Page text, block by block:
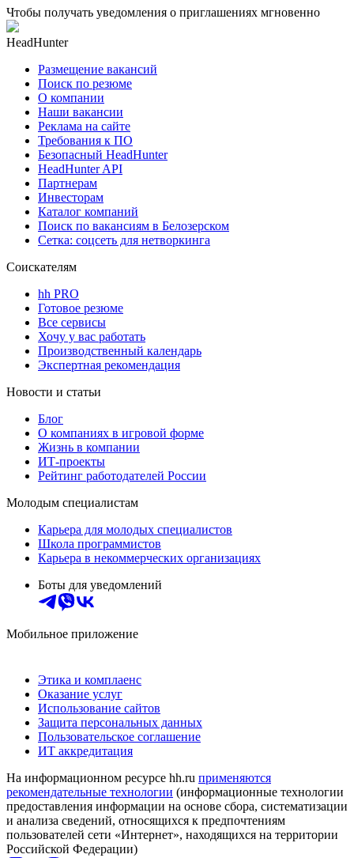
Чтобы получать уведомления о приглашениях мгновенно
HeadHunter
Размещение вакансий
Поиск по резюме
О компании
Наши вакансии
Реклама на сайте
Требования к ПО
Безопасный HeadHunter
HeadHunter API
Партнерам
Инвесторам
Каталог компаний
Поиск по вакансиям в Белозерском
Сетка: соцсеть для нетворкинга
Соискателям
hh PRO
Готовое резюме
Все сервисы
Хочу у вас работать
Производственный календарь
Экспертная рекомендация
Новости и статьи
Блог
О компаниях в игровой форме
Жизнь в компании
ИТ-проекты
Рейтинг работодателей России
Молодым специалистам
Карьера для молодых специалистов
Школа программистов
Карьера в некоммерческих организациях
Боты для уведомлений
Мобильное приложение
Этика и комплаенс
Оказание услуг
Использование сайтов
Защита персональных данных
Пользовательское соглашение
ИТ аккредитация
На информационном ресурсе hh.ru применяются
рекомендательные технологии (информационные технологии
предоставления информации на основе сбора, систематизации
и анализа сведений, относящихся к предпочтениям
пользователей сети «Интернет», находящихся на территории
Российской Федерации)